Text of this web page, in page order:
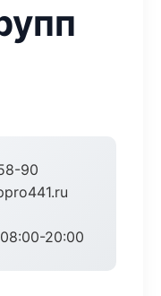
90
20:00